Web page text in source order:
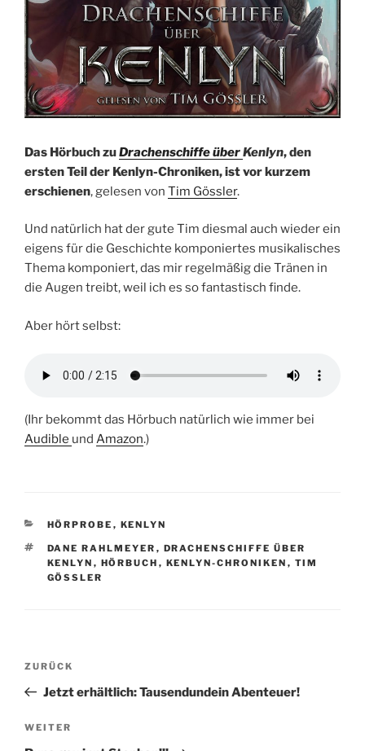
Das Hörbuch zuDrachenschiffe überKenlyn, den
ersten Teil der Kenlyn-Chroniken, ist vor kurzem
erschienen, gelesen von Tim Gössler.
Und natürlich hat der gute Tim diesmal auch wieder ein
eigens für die Geschichte komponiertes musikalisches
Thema komponiert, das mir regelmäßig die Tränen in
die Augen treibt, weil ich es so fantastisch finde.
Aber hört selbst:
(Ihr bekommt das Hörbuch natürlich wie immer bei
Audible und Amazon.)
KATEGORIEN
HÖRPROBE , KENLYN
SCHLAGWÖRTER
DANE RAHLMEYER , DRACHENSCHIFFE ÜBER
KENLYN , HÖRBUCH , KENLYN-CHRONIKEN , TIM
GÖSSLER
Beitragsnavigation
Vorheriger
Beitrag
ZURÜCK
Jetzt erhältlich: Tausendundein Abenteuer!
Nächster
WEITER